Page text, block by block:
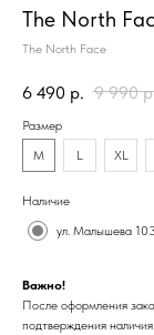
The North
The North Face
6 490 р. 9 990
Размер
M
L XL
Наличие
ул. Малышева
Важно!
После оформления
подтверждения